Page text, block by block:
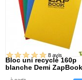
Bloc uni recyclé 160p
blanche Demi ZapBook
8 avis